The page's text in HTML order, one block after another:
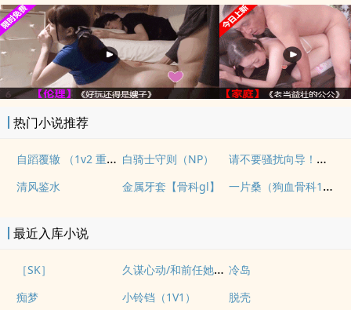
热门小说推荐
自蹈覆辙 （1v2 重生） 白骑士守则（NP） 请不要骚扰向导！（哨向NPH）
清风鉴水 金属牙套【骨科gl】 一片桑（狗血骨科1v1）
最近入库小说
［SK］ 久谋心动/和前任她小姨先婚后爱 冷岛
痴梦
小铃铛（1V1） 脱壳